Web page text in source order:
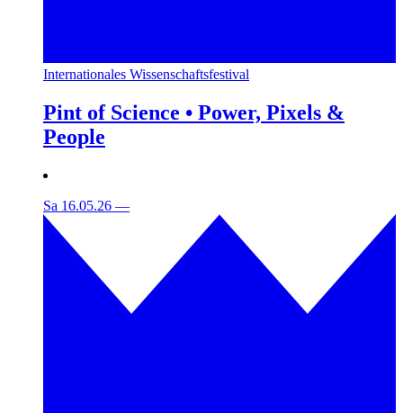
Internationales Wissenschaftsfestival
Pint of Science • Power, Pixels &
People
Sa 16.05.26 —